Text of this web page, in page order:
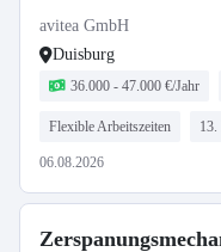
avitea GmbH
Duisburg
36.000 - 47.000 €/Jahr
Flexible Arbeitszeiten 13.
06.08.2026